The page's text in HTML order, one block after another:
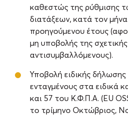
καθεστώς της ρύθμισης
διατάξεων, κατά τον
προηγούμενου έτους
μη υποβολής της
αντισυμβαλλόμενους).
Υποβολή ειδικής
ενταγμένους στα ειδικά
και 57 του Κ.Φ.Π.Α. (EU
το τρίμηνο Οκτώβριος,